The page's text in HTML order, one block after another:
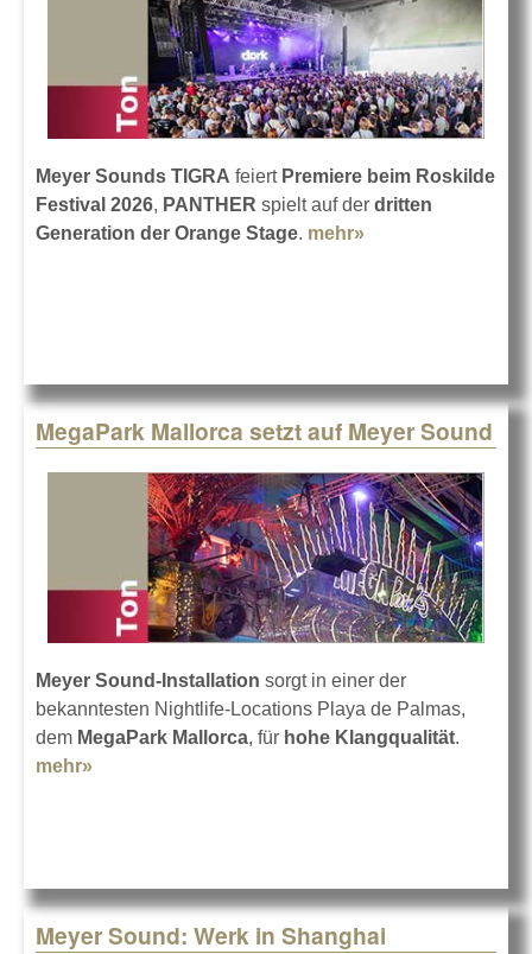
Meyer Sounds TIGRA feiert Premiere beim Roskilde
Festival 2026, PANTHER spielt auf der dritten
Generation der Orange Stage. mehr»
MegaPark Mallorca setzt auf Meyer Sound
Meyer Sound-Installation sorgt in einer der
bekanntesten Nightlife-Locations Playa de Palmas,
dem MegaPark Mallorca, für hohe Klangqualität.
mehr»
Meyer Sound: Werk in Shanghai